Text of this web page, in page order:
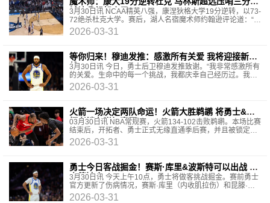
杀让我想起库里
3月30日讯 NCAA精英八强，康涅狄格大学19分逆转，以73-
72绝杀杜克大学。赛后，湖人名宿魔术师约翰逊评论道：“康
涅狄格大学在NCAA精英八强赛中上演惊天逆转，以73-7
2026-03-31
等你归来！穆迪发推：感激所有关爱 我将迎接新挑
战
3月30日讯 今日，勇士后卫穆迪发推致谢。“我非常感激所有
的关爱。生命中的每一个挑战，我都庆幸自己经历过。我相
信这次也不例外。
2026-03-31
火箭一场决定两队命运！火箭大胜鹈鹕 将勇士&开
拓者锁在附加赛区
03月30日讯 NBA常规赛，火箭134-102击败鹈鹕。本场比赛
结束后，开拓者、勇士正式无缘直通季后赛，并且被锁定在
附加赛区。
2026-03-31
勇士今日客战掘金！赛斯·库里&波斯特可以出战 理
查德缺席
3月30日讯 今天上午10点，勇士将做客挑战掘金。赛前勇士
官方更新了伤病情况，赛斯·库里（内收肌拉伤）和昆滕·波
斯特（右脚疼痛）的状态升级为可以出战，威尔·理查德（
2026-03-31